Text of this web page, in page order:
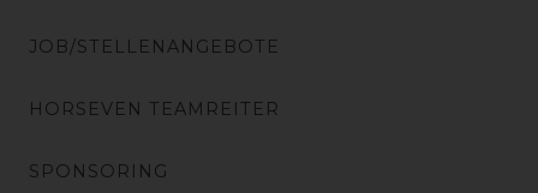
JOB/STELLENANGEBOTE
HORSEVEN TEAMREITER
SPONSORING